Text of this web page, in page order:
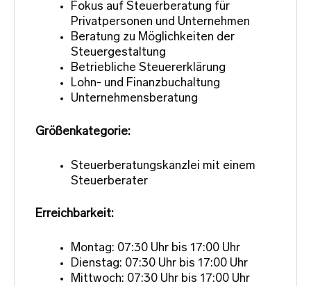
Fokus auf Steuerberatung für
Privatpersonen und Unternehmen
Beratung zu Möglichkeiten der
Steuergestaltung
Betriebliche Steuererklärung
Lohn- und Finanzbuchaltung
Unternehmensberatung
Größenkategorie:
Steuerberatungskanzlei mit einem
Steuerberater
Erreichbarkeit:
Montag: 07:30 Uhr bis 17:00 Uhr
Dienstag: 07:30 Uhr bis 17:00 Uhr
Mittwoch: 07:30 Uhr bis 17:00 Uhr